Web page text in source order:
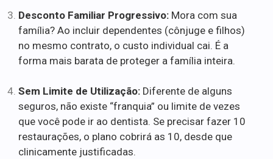
Desconto Familiar Progressivo: Mora com sua
família? Ao incluir dependentes (cônjuge e filhos)
no mesmo contrato, o custo individual cai. É a
forma mais barata de proteger a família inteira.
Sem Limite de Utilização: Diferente de alguns
seguros, não existe “franquia” ou limite de vezes
que você pode ir ao dentista. Se precisar fazer 10
restaurações, o plano cobrirá as 10, desde que
clinicamente justificadas.